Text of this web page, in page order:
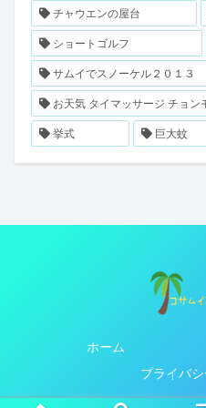
チャウエンの屋台
ショートゴルフ
サムイでスノーケル２０１３
お天気 タイマッサージ チョ
挙式 巨大蚊
ホーム
プライバ
Copyright © 1998-2026 コサム